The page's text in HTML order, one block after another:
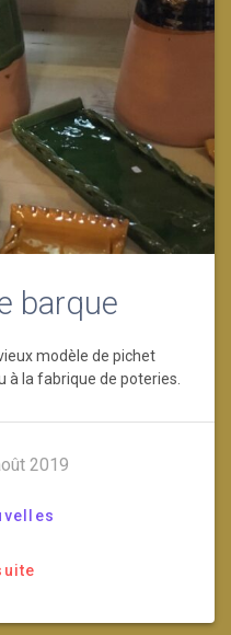
barque
modèle de pichet
à la fabrique de poteries.
2019